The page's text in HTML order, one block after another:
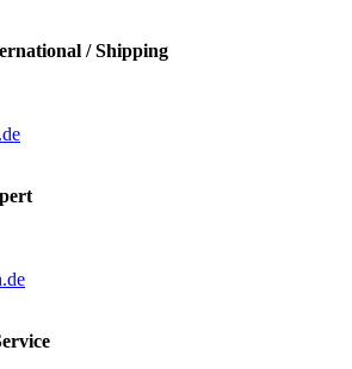
/ Shipping